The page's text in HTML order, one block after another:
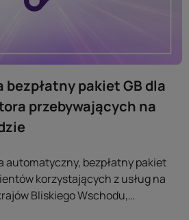
pakiet GB dla
przebywających na
automatyczny, bezpłatny pakiet
korzystających z usług na
Bliskiego Wschodu,